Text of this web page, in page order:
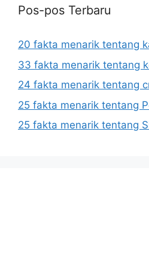
Pos-pos Terbaru
20 fakta menarik tentang
33 fakta menarik tentang
24 fakta menarik tentang
25 fakta menarik tentang
25 fakta menarik tentang